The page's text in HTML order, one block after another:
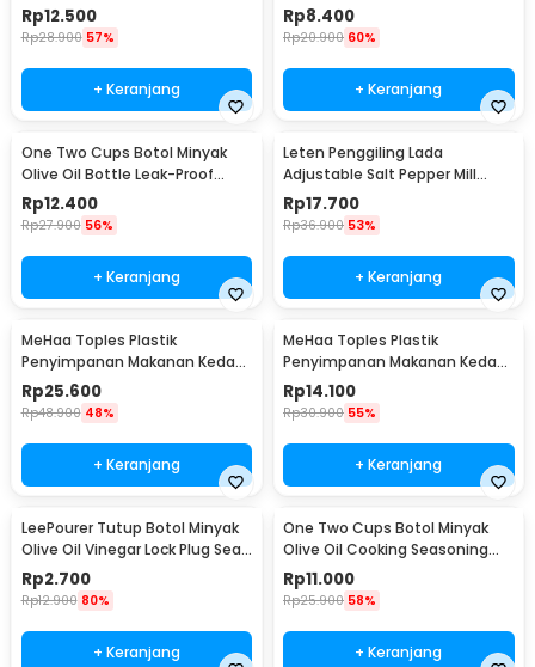
300ml - CW199
Rp12.500
Rp28.900 57%
+ Keranjang
- HEA-1075
Rp8.400
Rp20.900 60%
+ Keranjang
One Two Cups Botol Minyak
Olive Oil Bottle Leak-Proof
300ml - KG57H
Rp12.400
Rp27.900 56%
+ Keranjang
Leten Penggiling Lada
Adjustable Salt Pepper Mill
Grinder - 9179
Rp17.700
Rp36.900 53%
+ Keranjang
MeHaa Toples Plastik
Penyimpanan Makanan Kedap
Udara Storage Jar 1.8L - YF0086
Rp25.600
Rp48.900 48%
+ Keranjang
MeHaa Toples Plastik
Penyimpanan Makanan Kedap
Udara Storage Jar 700ml -
YF0086
Rp14.100
Rp30.900 55%
+ Keranjang
LeePourer Tutup Botol Minyak
Olive Oil Vinegar Lock Plug Seal
- HE131
Rp2.700
Rp12.900 80%
+ Keranjang
One Two Cups Botol Minyak
Olive Oil Cooking Seasoning
Bottle 500ml - CW200
Rp11.000
Rp25.900 58%
+ Keranjang